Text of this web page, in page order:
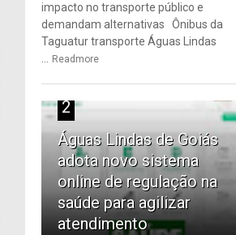
impacto no transporte público e
demandam alternativas Ônibus da
Taguatur transporte Águas Lindas
Readmore
2
Águas Lindas de Goiás
adota novo sistema
online de regulação na
saúde para agilizar
atendimento